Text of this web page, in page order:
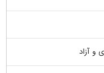
و آزاد